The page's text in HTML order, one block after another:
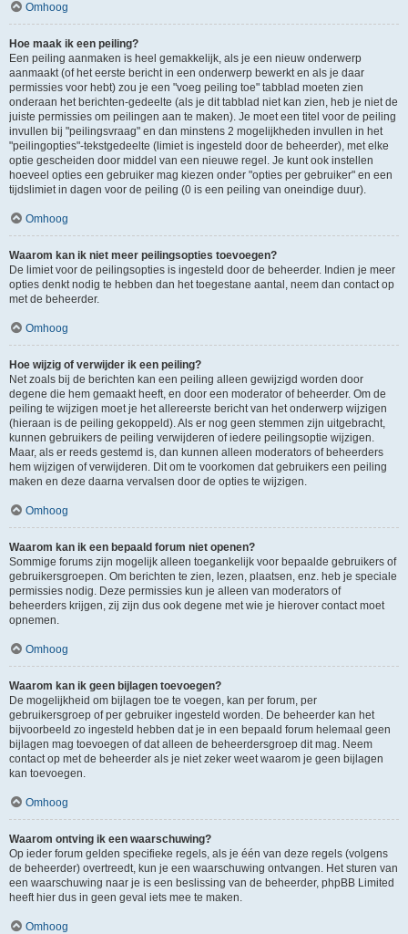
Omhoog
Hoe maak ik een peiling?
Een peiling aanmaken is heel gemakkelijk, als je een nieuw onderwerp
aanmaakt (of het eerste bericht in een onderwerp bewerkt en als je daar
permissies voor hebt) zou je een "voeg peiling toe" tabblad moeten zien
onderaan het berichten-gedeelte (als je dit tabblad niet kan zien, heb je niet de
juiste permissies om peilingen aan te maken). Je moet een titel voor de peiling
invullen bij "peilingsvraag" en dan minstens 2 mogelijkheden invullen in het
"peilingopties"-tekstgedeelte (limiet is ingesteld door de beheerder), met elke
optie gescheiden door middel van een nieuwe regel. Je kunt ook instellen
hoeveel opties een gebruiker mag kiezen onder "opties per gebruiker" en een
tijdslimiet in dagen voor de peiling (0 is een peiling van oneindige duur).
Omhoog
Waarom kan ik niet meer peilingsopties toevoegen?
De limiet voor de peilingsopties is ingesteld door de beheerder. Indien je meer
opties denkt nodig te hebben dan het toegestane aantal, neem dan contact op
met de beheerder.
Omhoog
Hoe wijzig of verwijder ik een peiling?
Net zoals bij de berichten kan een peiling alleen gewijzigd worden door
degene die hem gemaakt heeft, en door een moderator of beheerder. Om de
peiling te wijzigen moet je het allereerste bericht van het onderwerp wijzigen
(hieraan is de peiling gekoppeld). Als er nog geen stemmen zijn uitgebracht,
kunnen gebruikers de peiling verwijderen of iedere peilingsoptie wijzigen.
Maar, als er reeds gestemd is, dan kunnen alleen moderators of beheerders
hem wijzigen of verwijderen. Dit om te voorkomen dat gebruikers een peiling
maken en deze daarna vervalsen door de opties te wijzigen.
Omhoog
Waarom kan ik een bepaald forum niet openen?
Sommige forums zijn mogelijk alleen toegankelijk voor bepaalde gebruikers of
gebruikersgroepen. Om berichten te zien, lezen, plaatsen, enz. heb je speciale
permissies nodig. Deze permissies kun je alleen van moderators of
beheerders krijgen, zij zijn dus ook degene met wie je hierover contact moet
opnemen.
Omhoog
Waarom kan ik geen bijlagen toevoegen?
De mogelijkheid om bijlagen toe te voegen, kan per forum, per
gebruikersgroep of per gebruiker ingesteld worden. De beheerder kan het
bijvoorbeeld zo ingesteld hebben dat je in een bepaald forum helemaal geen
bijlagen mag toevoegen of dat alleen de beheerdersgroep dit mag. Neem
contact op met de beheerder als je niet zeker weet waarom je geen bijlagen
kan toevoegen.
Omhoog
Waarom ontving ik een waarschuwing?
Op ieder forum gelden specifieke regels, als je één van deze regels (volgens
de beheerder) overtreedt, kun je een waarschuwing ontvangen. Het sturen van
een waarschuwing naar je is een beslissing van de beheerder, phpBB Limited
heeft hier dus in geen geval iets mee te maken.
Omhoog